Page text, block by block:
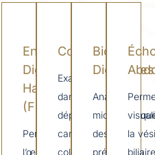
Endoscopie
Digestive
Haute
(Fibroscopie)
Permet d’explorer
l’œsophage,
Coloscopie
Examen clé
dans le
dépistage du
cancer
colorectal, la
Biopsies
Digestives
Analyse
des tissus
prélevés au
la